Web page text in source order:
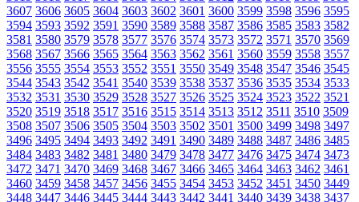
3607 3606 3605 3604 3603 3602 3601 3600 3599 3598 3596 3595
3594 3593 3592 3591 3590 3589 3588 3587 3586 3585 3583 3582
3581 3580 3579 3578 3577 3576 3574 3573 3572 3571 3570 3569
3568 3567 3566 3565 3564 3563 3562 3561 3560 3559 3558 3557
3556 3555 3554 3553 3552 3551 3550 3549 3548 3547 3546 3545
3544 3543 3542 3541 3540 3539 3538 3537 3536 3535 3534 3533
3532 3531 3530 3529 3528 3527 3526 3525 3524 3523 3522 3521
3520 3519 3518 3517 3516 3515 3514 3513 3512 3511 3510 3509
3508 3507 3506 3505 3504 3503 3502 3501 3500 3499 3498 3497
3496 3495 3494 3493 3492 3491 3490 3489 3488 3487 3486 3485
3484 3483 3482 3481 3480 3479 3478 3477 3476 3475 3474 3473
3472 3471 3470 3469 3468 3467 3466 3465 3464 3463 3462 3461
3460 3459 3458 3457 3456 3455 3454 3453 3452 3451 3450 3449
3448 3447 3446 3445 3444 3443 3442 3441 3440 3439 3438 3437